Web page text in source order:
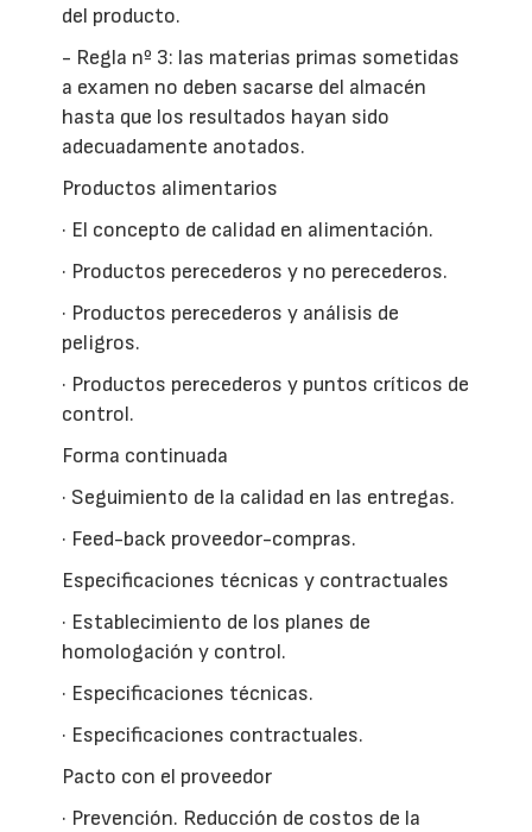
del producto.
- Regla nº 3: las materias primas sometidas
a examen no deben sacarse del almacén
hasta que los resultados hayan sido
adecuadamente anotados.
Productos alimentarios
· El concepto de calidad en alimentación.
· Productos perecederos y no perecederos.
· Productos perecederos y análisis de
peligros.
· Productos perecederos y puntos críticos de
control.
Forma continuada
· Seguimiento de la calidad en las entregas.
· Feed-back proveedor-compras.
Especificaciones técnicas y contractuales
· Establecimiento de los planes de
homologación y control.
· Especificaciones técnicas.
· Especificaciones contractuales.
Pacto con el proveedor
· Prevención. Reducción de costos de la